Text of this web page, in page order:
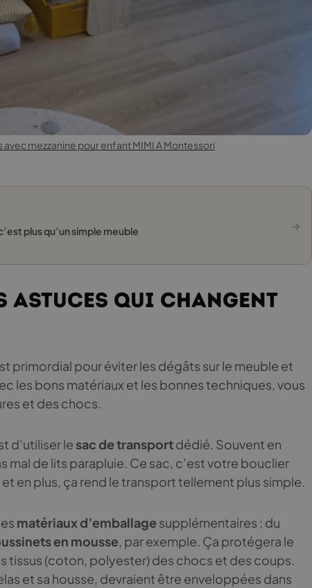
mezzanine pour enfant MIMI A Montessori
plus qu’un simple meuble →
astuces qui changent
primordial pour éviter les dégâts sur le meuble et
les bons matériaux et les bonnes techniques, vous
et des chocs.
d’utiliser le sac de transportdédié. Souvent en
de lits parapluie. Ce sac, c’est votre bouclier
en plus, ça rend le transport tellement plus simple.
matériaux d’emballagesupplémentaires : du
en mousse, par exemple. Ça protégera le
tissus (coton, polyester) des chocs et des coups.
et sa housse, devraient être enveloppées dans